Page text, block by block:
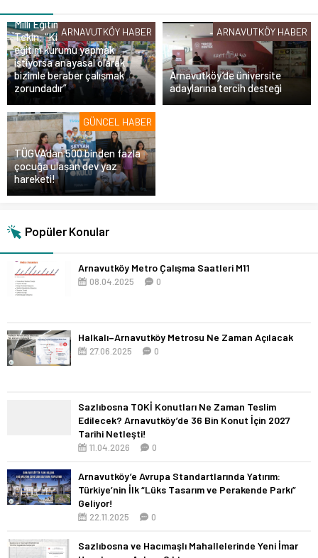
ARNAVUTKÖY HABER
Milli Eğitim Bakanı Yusuf
Tekin: “Kim olursa olsun bir
eğitim kurumu yapmak
istiyorsa anayasal olarak
bizimle beraber çalışmak
zorundadır”
ARNAVUTKÖY HABER
Arnavutköy’de üniversite
adaylarına tercih desteği
GÜNCEL HABER
TÜGVA’dan 500 binden fazla
çocuğa ulaşan dev yaz
hareketi!
Popüler Konular
Arnavutköy Metro Çalışma Saatleri M11
08.04.2025 0
Halkalı–Arnavutköy Metrosu Ne Zaman Açılacak
27.06.2025 0
Sazlıbosna TOKİ Konutları Ne Zaman Teslim
Edilecek? Arnavutköy’de 36 Bin Konut İçin 2027
Tarihi Netleşti!
11.04.2026 0
Arnavutköy’e Avrupa Standartlarında Yatırım:
Türkiye’nin İlk “Lüks Tasarım ve Perakende Parkı”
Geliyor!
22.11.2025 0
Sazlıbosna ve Hacımaşlı Mahallelerinde Yeni İmar